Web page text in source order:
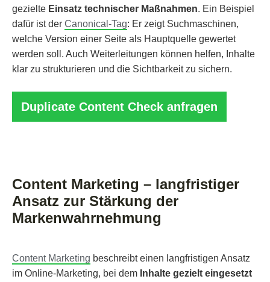
gezielte Einsatz technischer Maßnahmen. Ein Beispiel
dafür ist der Canonical-Tag: Er zeigt Suchmaschinen,
welche Version einer Seite als Hauptquelle gewertet
werden soll. Auch Weiterleitungen können helfen, Inhalte
klar zu strukturieren und die Sichtbarkeit zu sichern.
Duplicate Content Check anfragen
Content Marketing – langfristiger
Ansatz zur Stärkung der
Markenwahrnehmung
Content Marketing beschreibt einen langfristigen Ansatz
im Online-Marketing, bei dem Inhalte gezielt eingesetzt